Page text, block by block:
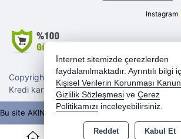
0
Copyright 2026 morotogrup.com - Tüm
Kredi kartı bilgileriniz 256bit SSL sertifikası
Instagram
Bu site AKINSOFT E-Ticaret ile hazırlanmıştır.
İnternet sitemizde çerezlerden
faydalanılmaktadır. Ayrıntılı bilgi
Kişisel Verilerin Korunması
Gizlilik Sözleşmesi ve Çerez
Politikamızı inceleyebilirsiniz.
Reddet Kabul Et